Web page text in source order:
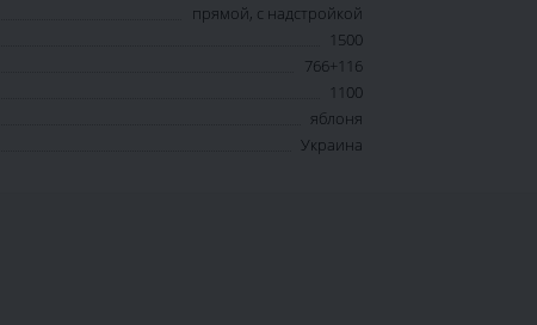
прямой, с надстройкой
1500
766+116
1100
яблоня
Украина